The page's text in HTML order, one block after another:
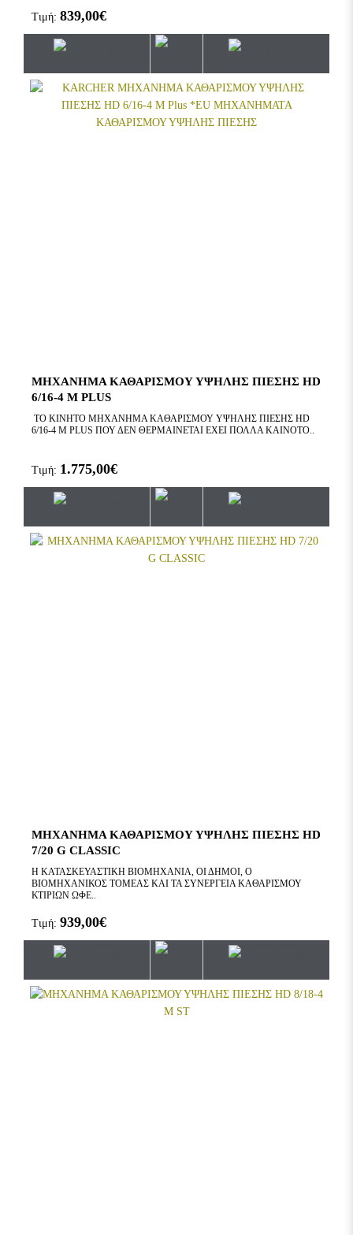
Τιμή: 839,00€
ΜΗΧΑΝΗΜΑ ΚΑΘΑΡΙΣΜΟΥ ΥΨΗΛΗΣ ΠΙΕΣΗΣ HD
6/16-4 M PLUS
ΤΟ ΚΙΝΗΤΟ ΜΗΧΑΝΗΜΑ ΚΑΘΑΡΙΣΜΟΥ ΥΨΗΛΗΣ ΠΙΕΣΗΣ HD
6/16-4 M PLUS ΠΟΥ ΔΕΝ ΘΕΡΜΑΙΝΕΤΑΙ ΕΧΕΙ ΠΟΛΛΑ ΚΑΙΝΟΤΟ..
Τιμή: 1.775,00€
ΜΗΧΑΝΗΜΑ ΚΑΘΑΡΙΣΜΟΥ ΥΨΗΛΗΣ ΠΙΕΣΗΣ HD
7/20 G CLASSIC
Η ΚΑΤΑΣΚΕΥΑΣΤΙΚΗ ΒΙΟΜΗΧΑΝΙΑ, ΟΙ ΔΗΜΟΙ, Ο
ΒΙΟΜΗΧΑΝΙΚΟΣ ΤΟΜΕΑΣ ΚΑΙ ΤΑ ΣΥΝΕΡΓΕΙΑ ΚΑΘΑΡΙΣΜΟΥ
ΚΤΙΡΙΩΝ ΩΦΕ..
Τιμή: 939,00€